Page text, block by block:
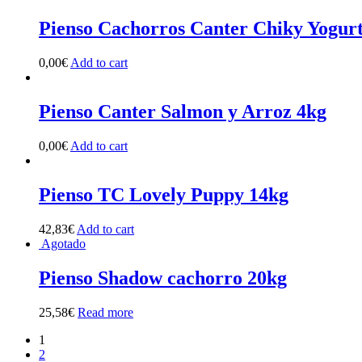
Pienso Cachorros Canter Chiky
0,00€ Add to cart
Pienso Canter Salmon y Arroz 4kg
0,00€ Add to cart
Pienso TC Lovely Puppy 14kg
42,83€ Add to cart
Agotado
Pienso Shadow cachorro 20kg
25,58€ Read more
1
2